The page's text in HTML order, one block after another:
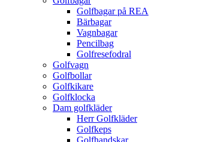
Golfbagar på REA
Bärbagar
Vagnbagar
Pencilbag
Golfresefodral
Golfvagn
Golfbollar
Golfkikare
Golfklocka
Dam golfkläder
Herr Golfkläder
Golfkeps
Golfhandskar